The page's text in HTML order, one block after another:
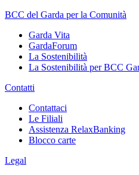
BCC del Garda per la Comunità
Garda Vita
GardaForum
La Sostenibilità
La Sostenibilità per BCC
Contatti
Contattaci
Le Filiali
Assistenza RelaxBanking
Blocco carte
Legal